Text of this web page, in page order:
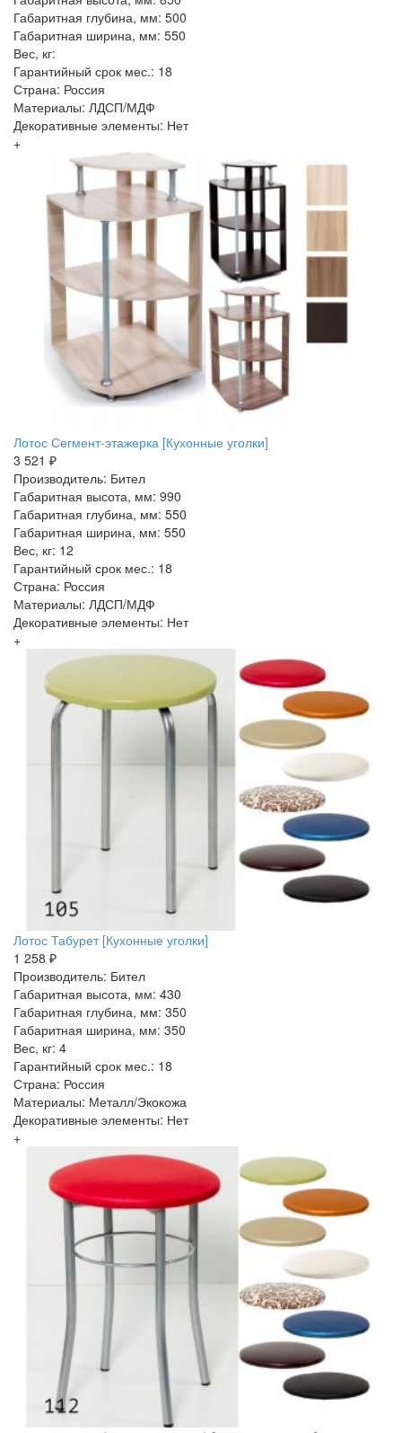
Габаритная глубина, мм: 500
Габаритная ширина, мм: 550
Вес, кг:
Гарантийный срок мес.: 18
Страна: Россия
Материалы: ЛДСП/МДФ
Декоративные элементы: Нет
+
Лотос Сегмент-этажерка [Кухонные уголки]
3 521 ₽
Производитель: Бител
Габаритная высота, мм: 990
Габаритная глубина, мм: 550
Габаритная ширина, мм: 550
Вес, кг: 12
Гарантийный срок мес.: 18
Страна: Россия
Материалы: ЛДСП/МДФ
Декоративные элементы: Нет
+
Лотос Табурет [Кухонные уголки]
1 258 ₽
Производитель: Бител
Габаритная высота, мм: 430
Габаритная глубина, мм: 350
Габаритная ширина, мм: 350
Вес, кг: 4
Гарантийный срок мес.: 18
Страна: Россия
Материалы: Металл/Экокожа
Декоративные элементы: Нет
+